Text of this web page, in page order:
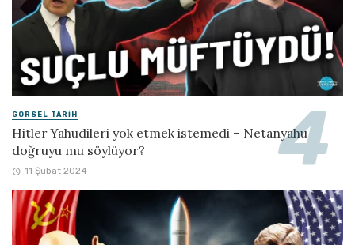
GÖRSEL TARIH
Hitler Yahudileri yok etmek istemedi – Netanyahu
doğruyu mu söylüyor?
11 Şubat 2024